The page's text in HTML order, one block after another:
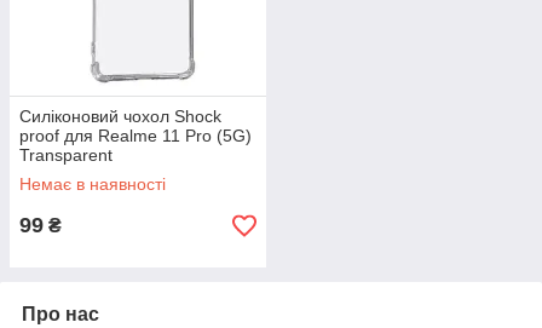
Силіконовий чохол Shock
proof для Realme 11 Pro (5G)
Transparent
Немає в наявності
99 ₴
Про нас